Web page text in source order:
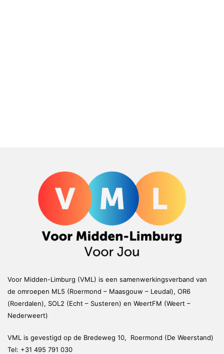
Voor Midden-Limburg (VML) is een samenwerkingsverband van
de omroepen ML5 (Roermond – Maasgouw – Leudal), OR6
(Roerdalen), SOL2 (Echt – Susteren) en WeertFM (Weert –
Nederweert)
VML is gevestigd op de Bredeweg 10, Roermond (De Weerstand)
Tel: +31 495 791 030